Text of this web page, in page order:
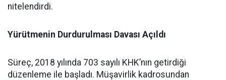
nitelendirdi.
Yürütmenin Durdurulması Davası Açıldı
Süreç, 2018 yılında 703 sayılı KHK’nın getirdiği
düzenleme ile başladı. Müşavirlik kadrosundan